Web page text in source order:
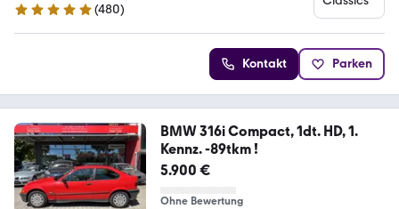
4.8 Sterne
(480)
Kontakt Parken
BMW 316i Compact, 1dt. HD, 1.
Kennz. -89tkm !
5.900 €
Ohne Bewertung